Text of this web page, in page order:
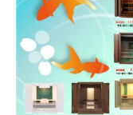
お問合せ
アクセス
会社概要
最新のご案内